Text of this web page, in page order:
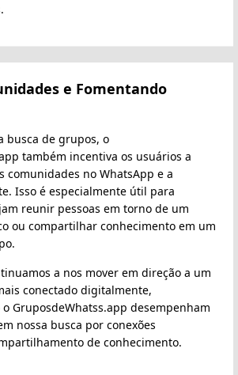
e Fomentando
busca de grupos, o
também incentiva os usuários a
comunidades no WhatsApp e a
Isso é especialmente útil para
reunir pessoas em torno de um
ou compartilhar conhecimento em um
a nos mover em direção a um
conectado digitalmente,
GruposdeWhatss.app desempenham
nossa busca por conexões
de conhecimento.